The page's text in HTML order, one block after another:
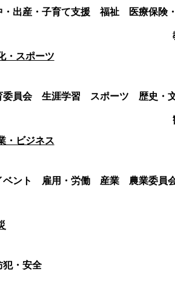
出産・子育て支援 福祉 医療保険
・スポーツ
委員会 生涯学習 スポーツ
歴史・
・ビジネス
ント 雇用・労働 産業 農業委員
犯・安全